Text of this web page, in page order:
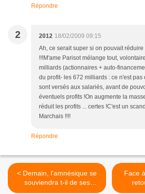
Répondre
2 2012 18/02/2009 09:15
Ah, ce serait super si on pouvait
!!!M'ame Parisot mélange tout,
milliards (actionnaires + auto-
du profit- les 672 milliards : ce n'est
sont versés aux salariés, avant de
éventuels profits !On augmente la
réduit les profits ... certes !C'est un
Marchais !!!!
Répondre
< Demain, l'amnésique se
souviendra t-il de ses
promesses de 2007 ?
Face